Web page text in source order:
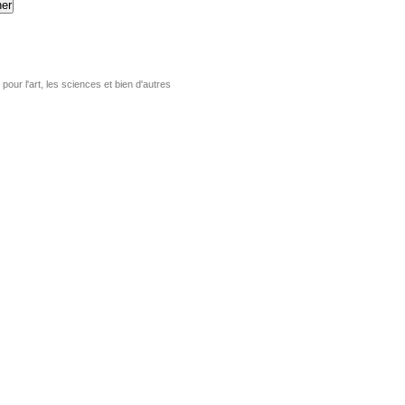
pour l'art, les sciences et bien d'autres